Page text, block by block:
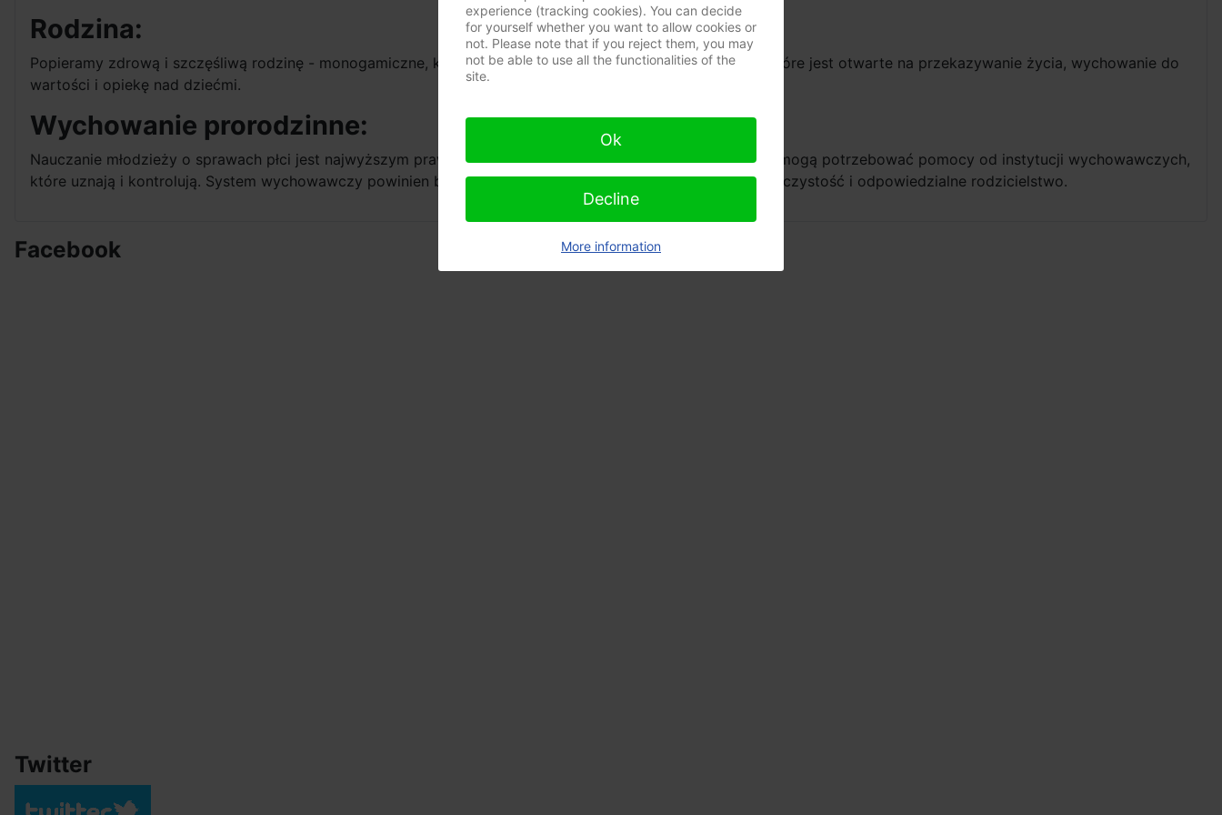
Facebook
Twitter
Rodzina:
Popieramy zdrową i szczęśliwą rodzinę - monogamiczne, kochające się małżeństwo kobiety i mężczyzny, które jest otwarte na przekazywanie życia, wychowanie do
wartości i opiekę nad dziećmi.
Wychowanie prorodzinne:
Nauczanie młodzieży o sprawach płci jest najwyższym prawem i pierwszym obowiązkiem rodziców, którzy mogą potrzebować pomocy od instytucji wychowawczych,
które uznają i kontrolują. System wychowawczy powinien być oparty na wartościach moralnych: promować czystość i odpowiedzialne rodzicielstwo.
experience (tracking cookies). You can decide
for yourself whether you want to allow cookies or
not. Please note that if you reject them, you may
not be able to use all the functionalities of the
site.
Ok
Decline
More information